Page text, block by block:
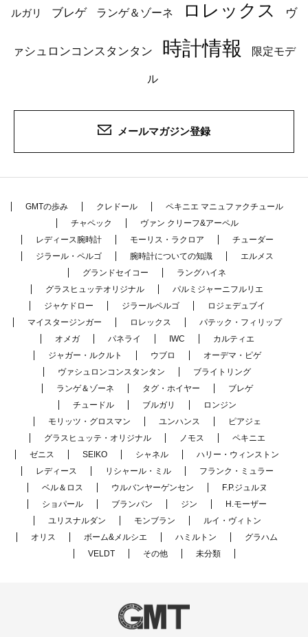
ルガリ ブレゲ ランゲ＆ゾーネ ロレックス ヴ
ァシュロンコンスタンタン 時計情報 限定モデ
ル
メールマガジン登録
GMTの歩み クレドール
ペキニエ マニュファクチュール
チャペック
ヴァン クリーフ&アーペル
レディース腕時計
モーリス・ラクロア
チューダー
ジラール・ペルゴ
腕時計についての知識
エルメス
グランドセイコー
ラングハイネ
グラスヒュッテオリジナル
パルミジャーニフルリエ
ジャケドロー
ジラールペルゴ
ロジェデュブイ
マイスタージンガー
ロレックス
パテック・フィリップ
オメガ
パネライ IWC
カルティエ
ジャガー・ルクルト
ウブロ
オーデマ・ピゲ
ヴァシュロンコンスタンタン
ブライトリング
ランゲ＆ゾーネ
タグ・ホイヤー
ブレゲ
チュードル
ブルガリ
ロンジン
モリッツ・グロスマン
ユンハンス
ピアジェ
グラスヒュッテ・オリジナル
ノモス
ペキニエ
ゼニス
SEIKO シャネル
ハリー・ウィンストン
レディース
リシャール・ミル
フランク・ミュラー
ベル＆ロス
ウルバンヤーゲンセン
F.P.ジュルヌ
ショパール
ブランパン ジン
H.モーザー
ユリスナルダン
モンブラン
ルイ・ヴィトン
オリス
ボーム&メルシエ ハミルトン
グラハム
VELDT
その他 未分類